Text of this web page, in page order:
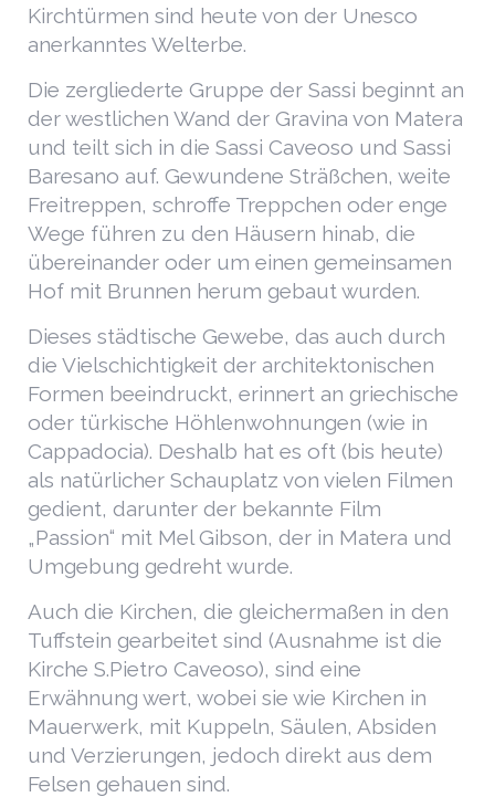
Kirchtürmen sind heute von der Unesco
anerkanntes Welterbe.
Die zergliederte Gruppe der Sassi beginnt an
der westlichen Wand der Gravina von Matera
und teilt sich in die Sassi Caveoso und Sassi
Baresano auf. Gewundene Sträßchen, weite
Freitreppen, schroffe Treppchen oder enge
Wege führen zu den Häusern hinab, die
übereinander oder um einen gemeinsamen
Hof mit Brunnen herum gebaut wurden.
Dieses städtische Gewebe, das auch durch
die Vielschichtigkeit der architektonischen
Formen beeindruckt, erinnert an griechische
oder türkische Höhlenwohnungen (wie in
Cappadocia). Deshalb hat es oft (bis heute)
als natürlicher Schauplatz von vielen Filmen
gedient, darunter der bekannte Film
„Passion“ mit Mel Gibson, der in Matera und
Umgebung gedreht wurde.
Auch die Kirchen, die gleichermaßen in den
Tuffstein gearbeitet sind (Ausnahme ist die
Kirche S.Pietro Caveoso), sind eine
Erwähnung wert, wobei sie wie Kirchen in
Mauerwerk, mit Kuppeln, Säulen, Absiden
und Verzierungen, jedoch direkt aus dem
Felsen gehauen sind.